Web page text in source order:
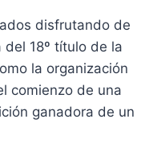
disfrutando de
18º título de la
la organización
comienzo de una
ganadora de un